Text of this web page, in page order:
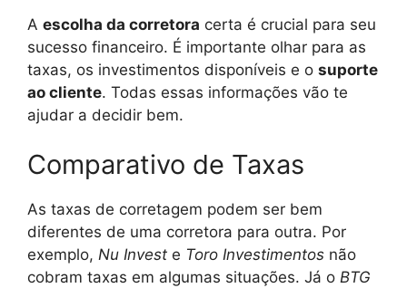
A escolha da corretora certa é crucial para seu
sucesso financeiro. É importante olhar para as
taxas, os investimentos disponíveis e o suporte
ao cliente. Todas essas informações vão te
ajudar a decidir bem.
Comparativo de Taxas
As taxas de corretagem podem ser bem
diferentes de uma corretora para outra. Por
exemplo, Nu Invest e Toro Investimentos não
cobram taxas em algumas situações. Já o BTG